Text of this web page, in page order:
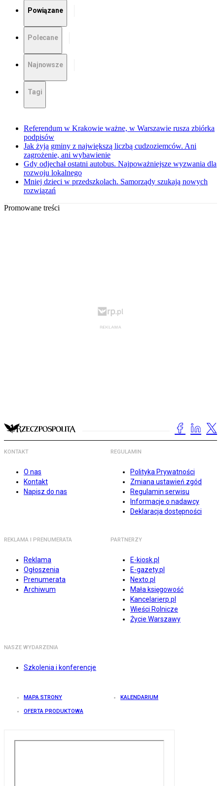
Powiązane
Polecane
Najnowsze
Tagi
Referendum w Krakowie ważne, w Warszawie rusza zbiórka
podpisów
Jak żyją gminy z największą liczbą cudzoziemców. Ani
zagrożenie, ani wybawienie
Gdy odjechał ostatni autobus. Najpoważniejsze wyzwania dla
rozwoju lokalnego
Mniej dzieci w przedszkolach. Samorządy szukają nowych
rozwiązań
Promowane treści
KONTAKT
O nas
Kontakt
Napisz do nas
REGULAMIN
Polityka Prywatności
Zmiana ustawień zgód
Regulamin serwisu
Informacje o nadawcy
Deklaracja dostępności
REKLAMA I PRENUMERATA
Reklama
Ogłoszenia
Prenumerata
Archiwum
PARTNERZY
E-kiosk.pl
E-gazety.pl
Nexto.pl
Mała księgowość
Kancelarierp.pl
Wieści Rolnicze
Życie Warszawy
NASZE WYDARZENIA
Szkolenia i konferencje
MAPA STRONY KALENDARIUM
OFERTA PRODUKTOWA